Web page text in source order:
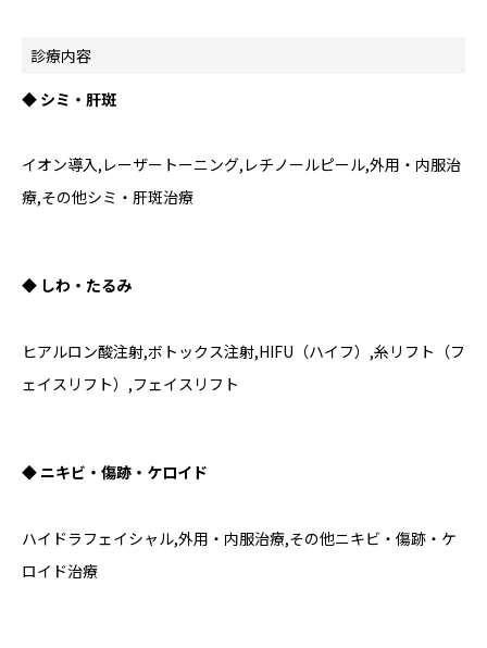
診療内容
◆ シミ・肝斑
イオン導入,レーザートーニング,レチノールピール,外用・内服治
療,その他シミ・肝斑治療
◆ しわ・たるみ
ヒアルロン酸注射,ボトックス注射,HIFU（ハイフ）,糸リフト（フ
ェイスリフト）,フェイスリフト
◆ ニキビ・傷跡・ケロイド
ハイドラフェイシャル,外用・内服治療,その他ニキビ・傷跡・ケ
ロイド治療